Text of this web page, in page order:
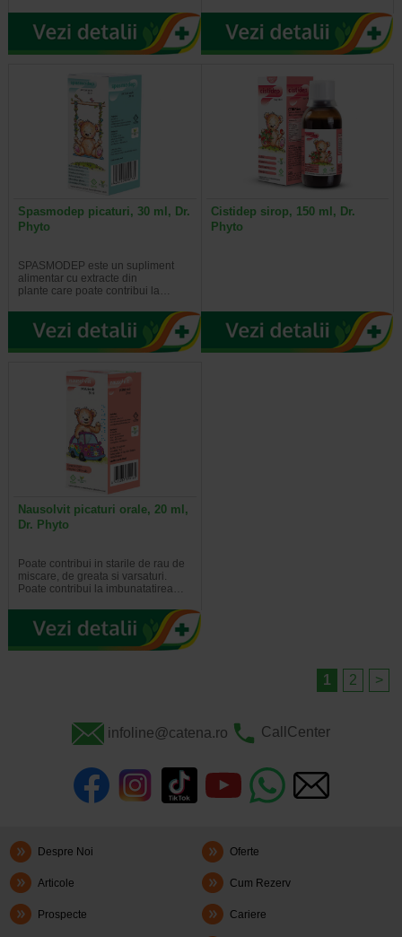
Spasmodep picaturi, 30 ml, Dr.
Phyto
SPASMODEP este un supliment
alimentar cu extracte din
plante care poate contribui la…
Cistidep sirop, 150 ml, Dr.
Phyto
Nausolvit picaturi orale, 20 ml,
Dr. Phyto
Poate contribui in starile de rau de
miscare, de greata si varsaturi.
Poate contribui la imbunatatirea…
1 2 >
infoline@catena.ro CallCenter
Despre Noi Oferte
Articole Cum Rezerv
Prospecte Cariere